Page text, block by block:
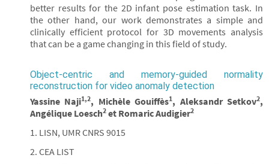
better results for the 2D infant pose estimation task. In
the other hand, our work demonstrates a simple and
clinically efficient protocol for 3D movements analysis
that can be a game changing in this field of study.
Object-centric and memory-guided normality
reconstruction for video anomaly detection
Yassine Naji1,2, Michèle Gouiffès1, Aleksandr Setkov2,
Angélique Loesch2 et Romaric Audigier2
1. LISN, UMR CNRS 9015
2. CEA LIST